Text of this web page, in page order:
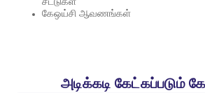
சீட்டுகள்
கேஒய்சி ஆவணங்கள்
அடிக்கடி கேட்கப்படும்